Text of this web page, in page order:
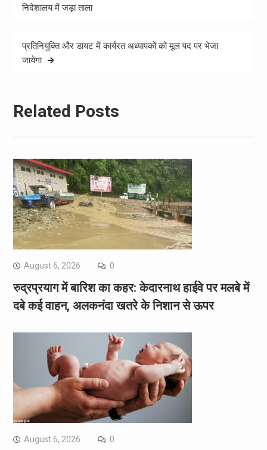
navigation
निदेशालय में जड़ा ताला
प्रतिनियुक्ति और डायट में कार्यरत अध्यापकों को मूल पद पर भेजा
जायेगा
Related Posts
August 6, 2026 0
रुद्रप्रयाग में बारिश का कहर: केदारनाथ हाईवे पर मलबे में
दबे कई वाहन, अलकनंदा खतरे के निशान से ऊपर
August 6, 2026 0